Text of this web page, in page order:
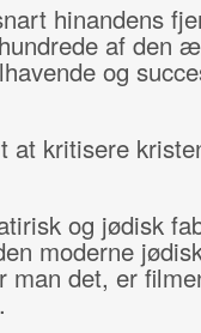
hinandens
af den
og
at kritisere
og jødisk
moderne
man det, er